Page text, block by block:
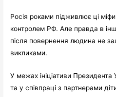
Росія роками підживлює ці
контролем РФ. Але правда в
після повернення людина не
викликами.
У межах ініціативи Президента
та у співпраці з партнерами